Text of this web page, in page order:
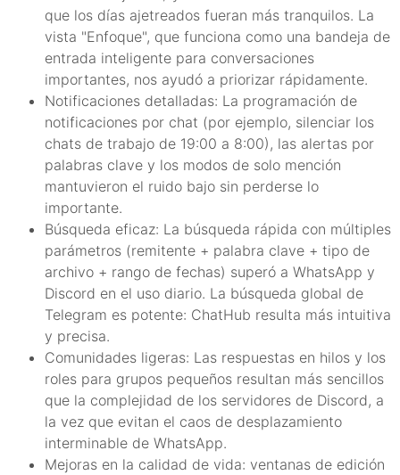
que los días ajetreados fueran más tranquilos. La
vista "Enfoque", que funciona como una bandeja de
entrada inteligente para conversaciones
importantes, nos ayudó a priorizar rápidamente.
Notificaciones detalladas: La programación de
notificaciones por chat (por ejemplo, silenciar los
chats de trabajo de 19:00 a 8:00), las alertas por
palabras clave y los modos de solo mención
mantuvieron el ruido bajo sin perderse lo
importante.
Búsqueda eficaz: La búsqueda rápida con múltiples
parámetros (remitente + palabra clave + tipo de
archivo + rango de fechas) superó a WhatsApp y
Discord en el uso diario. La búsqueda global de
Telegram es potente: ChatHub resulta más intuitiva
y precisa.
Comunidades ligeras: Las respuestas en hilos y los
roles para grupos pequeños resultan más sencillos
que la complejidad de los servidores de Discord, a
la vez que evitan el caos de desplazamiento
interminable de WhatsApp.
Mejoras en la calidad de vida: ventanas de edición